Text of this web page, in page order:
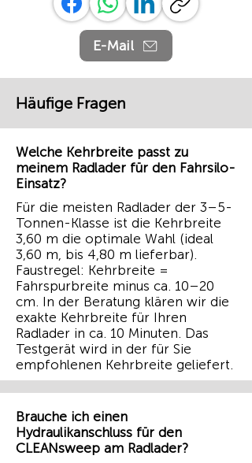
E-Mail
Häufige Fragen
Welche Kehrbreite passt zu
meinem Radlader für den Fahrsilo-
Einsatz?
Für die meisten Radlader der 3–5-
Tonnen-Klasse ist die Kehrbreite
3,60 m die optimale Wahl (ideal
3,60 m, bis 4,80 m lieferbar).
Faustregel: Kehrbreite =
Fahrspurbreite minus ca. 10–20
cm. In der Beratung klären wir die
exakte Kehrbreite für Ihren
Radlader in ca. 10 Minuten. Das
Testgerät wird in der für Sie
empfohlenen Kehrbreite geliefert.
Brauche ich einen
Hydraulikanschluss für den
CLEANsweep am Radlader?